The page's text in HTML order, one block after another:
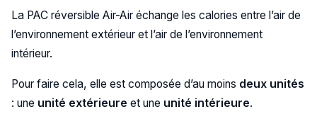
La PAC réversible Air-Air échange les calories entre l’air de
l’environnement extérieur et l’air de l’environnement
intérieur.
Pour faire cela, elle est composée d’au moins deux unités
: une unité extérieure et une unité intérieure.